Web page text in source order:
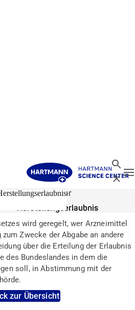
Suche
Glossar
Herstellungserlaubnis
wird geregelt, wer Arzneimittel
Zwecke der Abgabe an andere
über die Erteilung der Erlaubnis
des Bundeslandes in dem die
soll, in Abstimmung mit der
zur Übersicht